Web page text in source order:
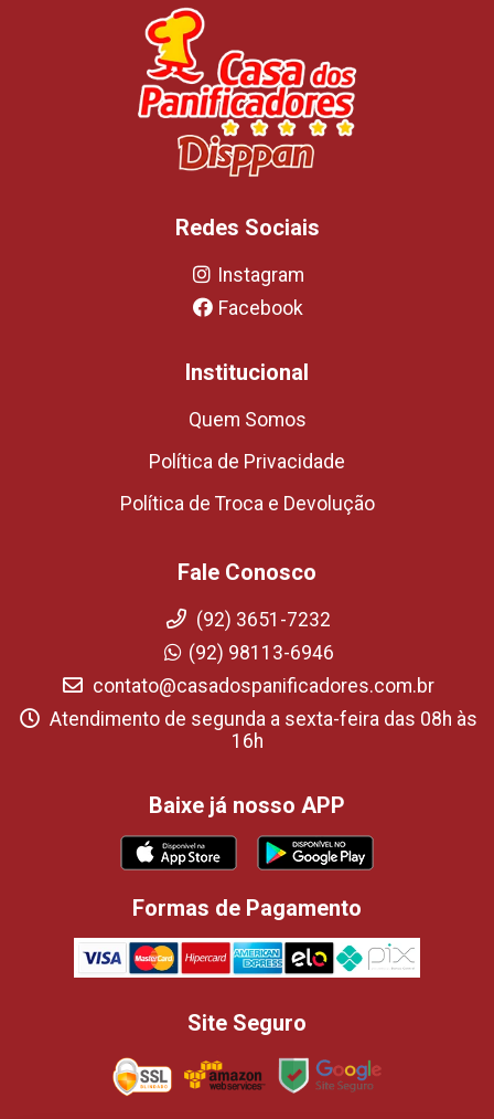
Redes Sociais
Instagram
Facebook
Institucional
Quem Somos
Política de Privacidade
Política de Troca e Devolução
Fale Conosco
(92) 3651-7232
(92) 98113-6946
contato@casadospanificadores.com.br
Atendimento de segunda a sexta-feira das 08h às
16h
Baixe já nosso APP
Formas de Pagamento
Site Seguro